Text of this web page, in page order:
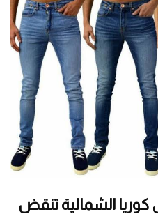
كوريا الشمالية تنقض